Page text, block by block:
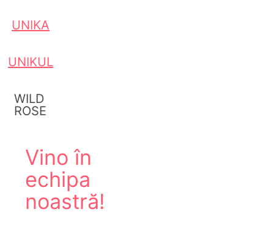
UNIKA
UNIKUL
WILD
ROSE
Vino în
echipa
noastră!